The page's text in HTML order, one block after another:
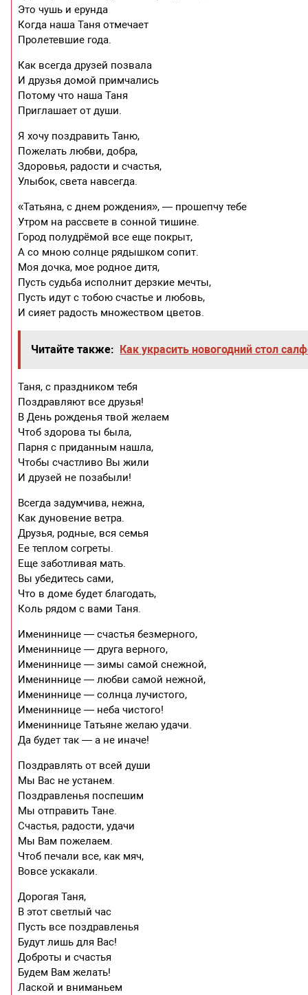
Это чушь и ерунда
Когда наша Таня отмечает
Пролетевшие года.
Как всегда друзей позвала
И друзья домой примчались
Потому что наша Таня
Приглашает от души.
Я хочу поздравить Таню,
Пожелать любви, добра,
Здоровья, радости и счастья,
Улыбок, света навсегда.
«Татьяна, с днем рождения», — прошепчу тебе
Утром на рассвете в сонной тишине.
Город полудрёмой все еще покрыт,
А со мною солнце рядышком сопит.
Моя дочка, мое родное дитя,
Пусть судьба исполнит дерзкие мечты,
Пусть идут с тобою счастье и любовь,
И сияет радость множеством цветов.
Читайте также: Как украсить новогодний стол
Таня, с праздником тебя
Поздравляют все друзья!
В День рожденья твой желаем
Чтоб здорова ты была,
Парня с приданным нашла,
Чтобы счастливо Вы жили
И друзей не позабыли!
Всегда задумчива, нежна,
Как дуновение ветра.
Друзья, родные, вся семья
Ее теплом согреты.
Еще заботливая мать.
Вы убедитесь сами,
Что в доме будет благодать,
Коль рядом с вами Таня.
Имениннице — счастья безмерного,
Имениннице — друга верного,
Имениннице — зимы самой снежной,
Имениннице — любви самой нежной,
Имениннице — солнца лучистого,
Имениннице — неба чистого!
Имениннице Татьяне желаю удачи.
Да будет так — а не иначе!
Поздравлять от всей души
Мы Вас не устанем.
Поздравленья поспешим
Мы отправить Тане.
Счастья, радости, удачи
Мы Вам пожелаем.
Чтоб печали все, как мяч,
Вовсе ускакали.
Дорогая Таня,
В этот светлый час
Пусть все поздравленья
Будут лишь для Вас!
Доброты и счастья
Будем Вам желать!
Лаской и вниманьем